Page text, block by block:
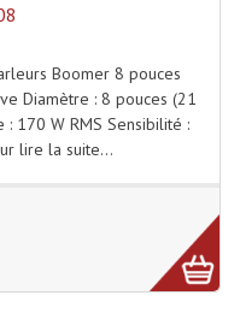
Acier
290
Boomer 8 pouces
Diamètre : 8 pouces (21
: 170 W RMS Sensibilité :
lire la suite...